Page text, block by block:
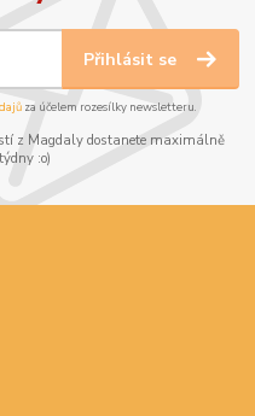
Přihlásit se
za účelem rozesílky newsletteru.
z Magdaly dostanete maximálně
:o)